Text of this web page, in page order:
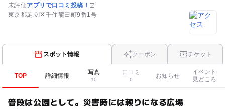
未評価アプリで口コミ投稿！
東京都足立区千住龍田町9番1号
スポット情報 クーポン チケット
TOP 詳細情報 写真
10
口コミ
0
お知らせ
イベント
見どころ
普段は公園として。災害時には頼りになる広場